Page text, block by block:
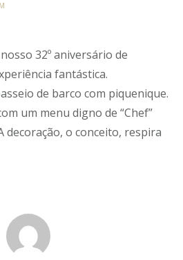
32º aniversário de
fantástica.
de barco com piquenique.
um menu digno de “Chef”
decoração, o conceito, respira